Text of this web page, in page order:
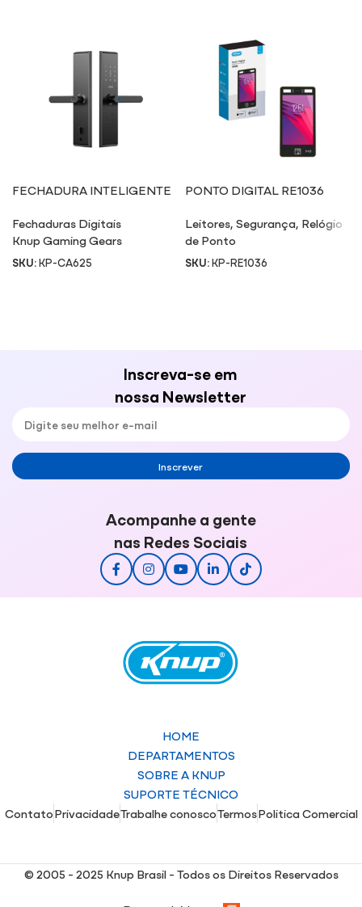
FECHADURA INTELIGENTE
Fechaduras Digitais
Knup Gaming Gears
SKU:KP-CA625
PONTO DIGITAL RE1036
Leitores,Segurança, Relógio
de Ponto
SKU:KP-RE1036
Inscreva-se em
nossa Newsletter
Inscrever
Acompanhe a gente
nas Redes Sociais
HOME
DEPARTAMENTOS
SOBRE A KNUP
SUPORTE TÉCNICO
ContatoPrivacidadeTrabalhe conoscoTermosPolitica Comercial
© 2005 - 2025 Knup Brasil - Todos os Direitos Reservados